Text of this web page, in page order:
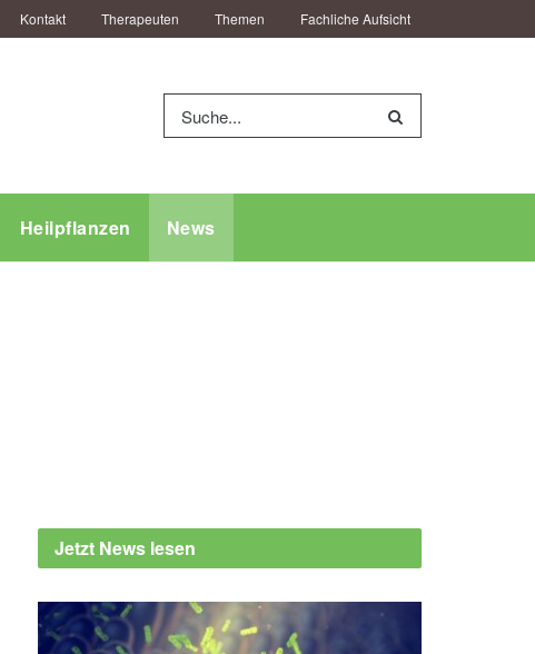
Kontakt Therapeuten Themen Fachliche Aufsicht
Heilpflanzen News
Jetzt News lesen